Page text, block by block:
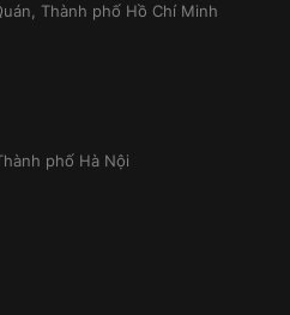
Thành phố Hồ Chí Minh
phố Hà Nội